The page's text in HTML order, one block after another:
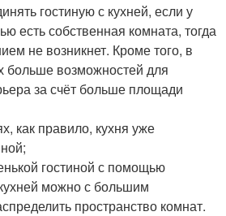
гостиную с кухней, если у
есть собственная комната, тогда
не возникнет. Кроме того, в
больше возможностей для
за счёт больше площади
как правило, кухня уже
гостиной с помощью
можно с большим
пространство комнат.